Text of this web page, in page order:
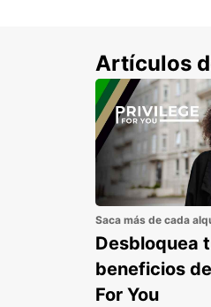
Artículos
Saca más de cada
Desbloquea
beneficios
For You